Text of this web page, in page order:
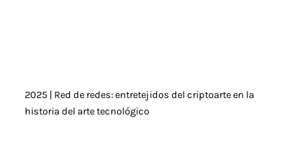
2025 | Red de redes: entretejidos del criptoarte en la
historia del arte tecnológico